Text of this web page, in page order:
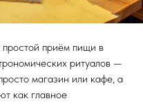
простой приём пищи в
ритуалов —
магазин или кафе, а
как главное